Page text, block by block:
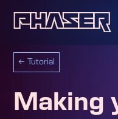
← Tutorial
Making